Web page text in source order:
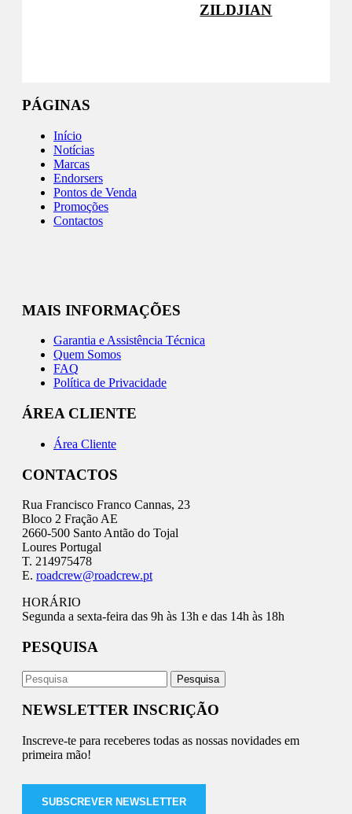
ZILDJIAN
PÁGINAS
Início
Notícias
Marcas
Endorsers
Pontos de Venda
Promoções
Contactos
MAIS INFORMAÇÕES
Garantia e Assistência Técnica
Quem Somos
FAQ
Política de Privacidade
ÁREA CLIENTE
Área Cliente
CONTACTOS
Rua Francisco Franco Cannas, 23
Bloco 2 Fração AE
2660-500 Santo Antão do Tojal
Loures Portugal
T. 214975478
E. roadcrew@roadcrew.pt
HORÁRIO
Segunda a sexta-feira das 9h às 13h e das 14h às 18h
PESQUISA
NEWSLETTER INSCRIÇÃO
Inscreve-te para receberes todas as nossas novidades em
primeira mão!
SUBSCREVER NEWSLETTER